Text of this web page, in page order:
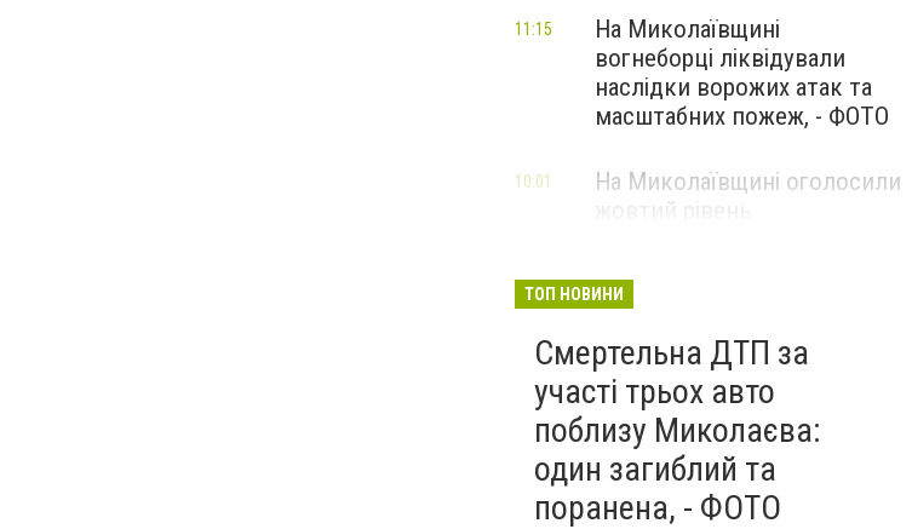
На Миколаївщині
вогнеборці ліквідували
наслідки ворожих атак та
масштабних пожеж, - ФОТО
11:15
На Миколаївщині оголосили
жовтий рівень
10:01
ТОП НОВИНИ
Смертельна ДТП за
участі трьох авто
поблизу Миколаєва:
один загиблий та
поранена, - ФОТО